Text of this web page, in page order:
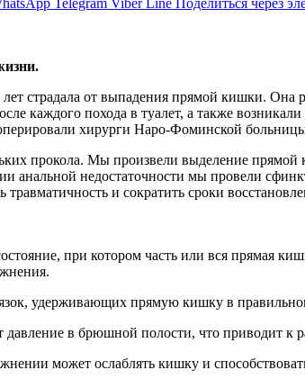
страдала от выпадения прямой кишки. Она
каждого похода в туалет, а также
хирурги Наро-Фоминской
прокола. Мы произвели выделение
недостаточности мы провели
и сократить сроки
при котором часть или вся прямая
удерживающих прямую кишку в
давление в брюшной полости, что приводит к
может ослаблять кишку и